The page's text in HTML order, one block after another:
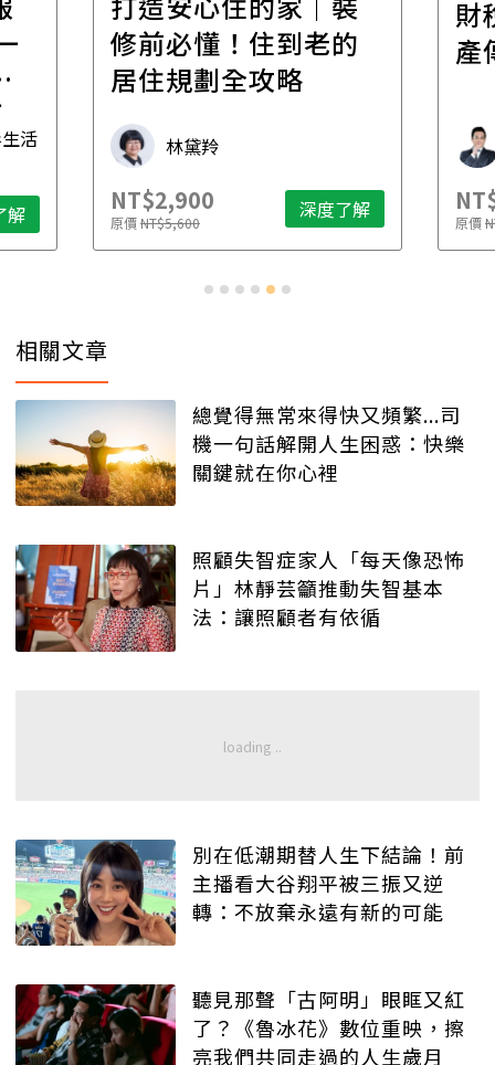
活
解
修前必懂！住到老的
居住規劃全攻略
林黛羚
NT$2,900
原價NT$5,600 深度了解
財
產
原價
相關文章
總覺得無常來得快又頻繁...司
機一句話解開人生困惑：快樂
關鍵就在你心裡
照顧失智症家人「每天像恐怖
片」林靜芸籲推動失智基本
法：讓照顧者有依循
別在低潮期替人生下結論！前
主播看大谷翔平被三振又逆
轉：不放棄永遠有新的可能
聽見那聲「古阿明」眼眶又紅
了？《魯冰花》數位重映，擦
亮我們共同走過的人生歲月